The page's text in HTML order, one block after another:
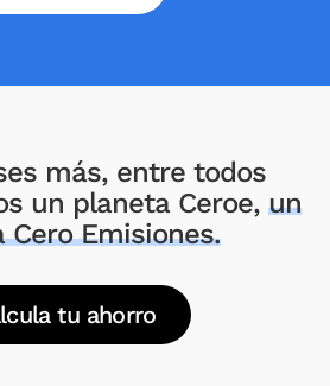
más, entre todos
un planeta Ceroe, un
Cero Emisiones.
tu ahorro